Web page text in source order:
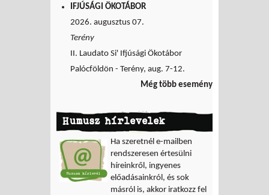
IFJÚSÁGI ÖKOTÁBOR
2026. augusztus 07.
Terény
II. Laudato Si' Ifjúsági Ökotábor
Palócföldön - Terény, aug. 7-12.
Még több esemény
Humusz hírlevelek
Ha szeretnél e-mailben
rendszeresen értesülni
híreinkről, ingyenes
előadásainkról, és sok
másról is, akkor iratkozz fel